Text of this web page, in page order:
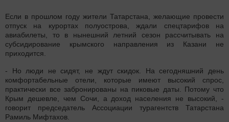
Если в прошлом году жители Татарстана, желающие провести
отпуск на курортах полуострова, ждали спецтарифов на
авиабилеты, то в нынешний летний сезон рассчитывать на
субсидирование крымского направления из Казани не
приходится.
- Но люди не сидят, не ждут скидок. На сегодняшний день
комфортабельные отели, которые имеют высокий спрос,
практически все забронированы на пиковые даты. Потому что
Крым дешевле, чем Сочи, а доход населения не высокий, -
говорит председатель Ассоциации турагентств Татарстана
Рамиль Мифтахов.